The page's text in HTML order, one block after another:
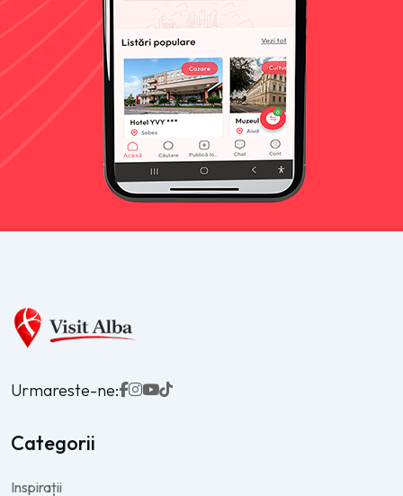
Urmareste-ne:
Categorii
Inspirații